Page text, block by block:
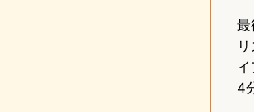
最
4